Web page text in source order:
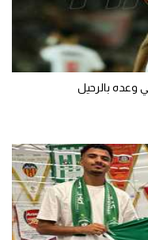
وعده بالرحيل